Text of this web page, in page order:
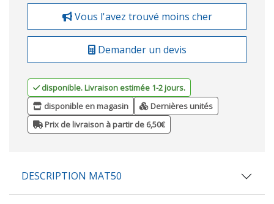
Vous l'avez trouvé moins cher
Demander un devis
disponible. Livraison estimée 1-2 jours.
disponible en magasin
Dernières unités
Prix de livraison à partir de 6,50€
DESCRIPTION MAT50